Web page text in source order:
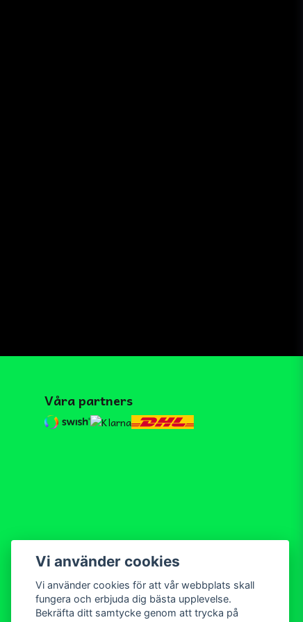
Våra partners
Vi använder cookies
Vi använder cookies för att vår webbplats skall
fungera och erbjuda dig bästa upplevelse.
Bekräfta ditt samtycke genom att trycka på